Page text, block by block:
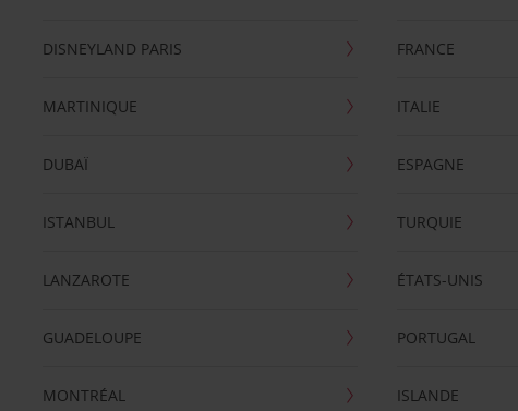
DISNEYLAND PARIS
MARTINIQUE
DUBAÏ
ISTANBUL
LANZAROTE
GUADELOUPE
MONTRÉAL
FRANCE
ITALIE
ESPAGNE
TURQUIE
ÉTATS-UNIS
PORTUGAL
ISLANDE